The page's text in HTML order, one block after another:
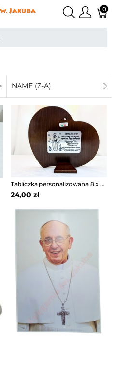
0
NAME (Z-A)
Tabliczka personalizowana 8 x 5 cm
24,00 zł